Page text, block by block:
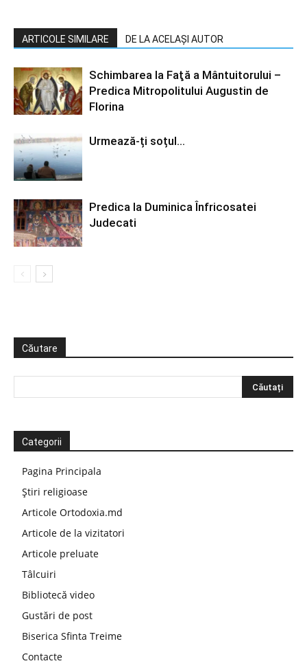
ARTICOLE SIMILARE DE LA ACELAȘI AUTOR
Schimbarea la Faţă a Mântuitorului –
Predica Mitropolitului Augustin de
Florina
Urmează-ți soțul…
Predica la Duminica Înfricosatei
Judecati
Căutare
Categorii
Pagina Principala
Știri religioase
Articole Ortodoxia.md
Articole de la vizitatori
Articole preluate
Tâlcuiri
Bibliotecă video
Gustări de post
Biserica Sfinta Treime
Contacte